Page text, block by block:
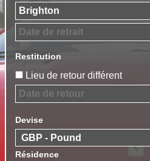
Restitution
Lieu de retour différent
Devise
Résidence